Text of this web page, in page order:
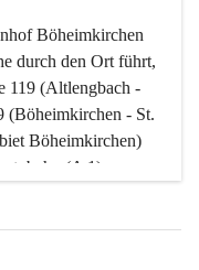
Böheimkirchen
durch den Ort führt,
119 (Altlengbach -
(Böheimkirchen - St.
Böheimkirchen)
(A 1).
Wien sowie